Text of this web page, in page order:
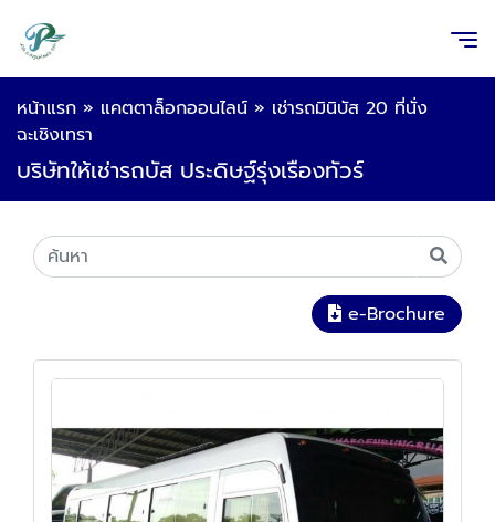
หน้าแรก » แคตตาล็อกออนไลน์ » เช่ารถมินิบัส 20 ที่นั่ง
ฉะเชิงเทรา
บริษัทให้เช่ารถบัส ประดิษฐ์รุ่งเรืองทัวร์
e-Brochure